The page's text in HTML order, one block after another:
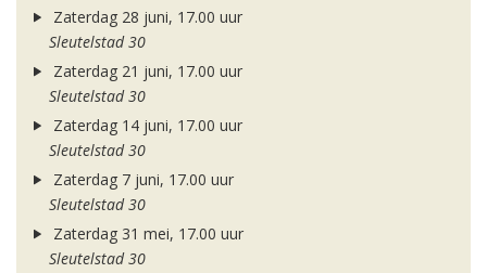
Zaterdag 28 juni, 17.00 uur
Sleutelstad 30
Zaterdag 21 juni, 17.00 uur
Sleutelstad 30
Zaterdag 14 juni, 17.00 uur
Sleutelstad 30
Zaterdag 7 juni, 17.00 uur
Sleutelstad 30
Zaterdag 31 mei, 17.00 uur
Sleutelstad 30